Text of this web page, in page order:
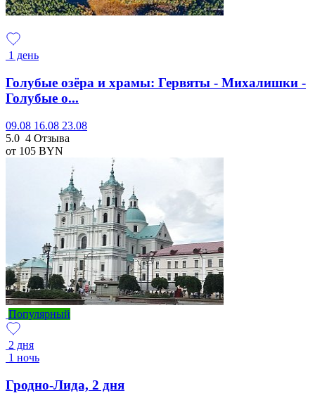
1 день
Голубые озёра и храмы: Гервяты - Михалишки -
Голубые о...
09.08 16.08 23.08
5.0 4 Отзыва
от 105 BYN
Популярный
2 дня
1 ночь
Гродно-Лида, 2 дня